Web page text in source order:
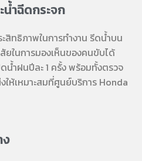
น้ำฉีดกระจก
สิทธิภาพในการทำงาน รีดน้ำบน
ในการมองเห็นของคนขับได้
น้ำฝนปีละ 1 ครั้ง พร้อมทั้งตรวจ
ห้เหมาะสมที่ศูนย์บริการ Honda
ง